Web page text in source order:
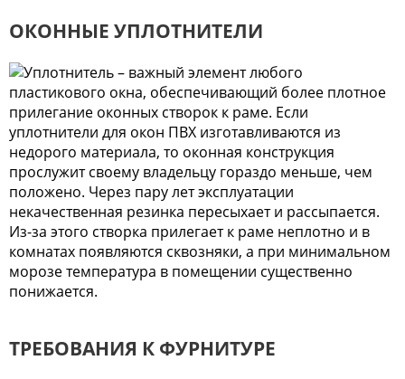
ОКОННЫЕ УПЛОТНИТЕЛИ
Уплотнитель – важный элемент любого
пластикового окна, обеспечивающий более плотное
прилегание оконных створок к раме. Если
уплотнители для окон ПВХ изготавливаются из
недорого материала, то оконная конструкция
прослужит своему владельцу гораздо меньше, чем
положено. Через пару лет эксплуатации
некачественная резинка пересыхает и рассыпается.
Из-за этого створка прилегает к раме неплотно и в
комнатах появляются сквозняки, а при минимальном
морозе температура в помещении существенно
понижается.
ТРЕБОВАНИЯ К ФУРНИТУРЕ